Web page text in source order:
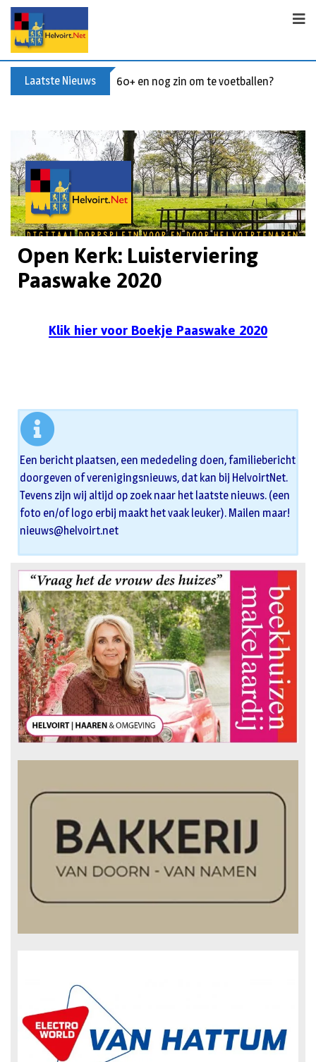
Laatste Nieuws 60+ en nog zin om te voetballen? Kom
Open Kerk: Luisterviering
Paaswake 2020
Klik hier voor Boekje Paaswake 2020
Een bericht plaatsen, een mededeling doen, familiebericht
doorgeven of verenigingsnieuws, dat kan bij HelvoirtNet.
Tevens zijn wij altijd op zoek naar het laatste nieuws. (een
foto en/of logo erbij maakt het vaak leuker). Mailen maar!
nieuws@helvoirt.net